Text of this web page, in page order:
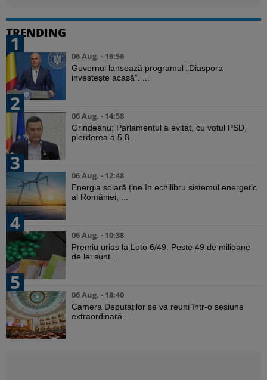
TRENDING
1
06 Aug. - 16:56
Guvernul lansează programul „Diaspora
investește acasă”. ...
2
06 Aug. - 14:58
Grindeanu: Parlamentul a evitat, cu votul PSD,
pierderea a 5,8 ...
3
06 Aug. - 12:48
Energia solară ține în echilibru sistemul energetic
al României, ...
4
06 Aug. - 10:38
Premiu uriaș la Loto 6/49. Peste 49 de milioane
de lei sunt ...
5
06 Aug. - 18:40
Camera Deputaților se va reuni într-o sesiune
extraordinară ...